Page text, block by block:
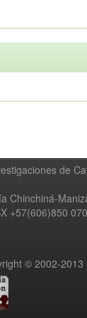
de
Chinchiná-
+57(606)850
© 2002-2013